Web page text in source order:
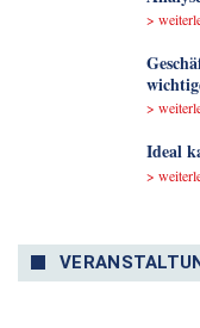
>
>
Ideal
>